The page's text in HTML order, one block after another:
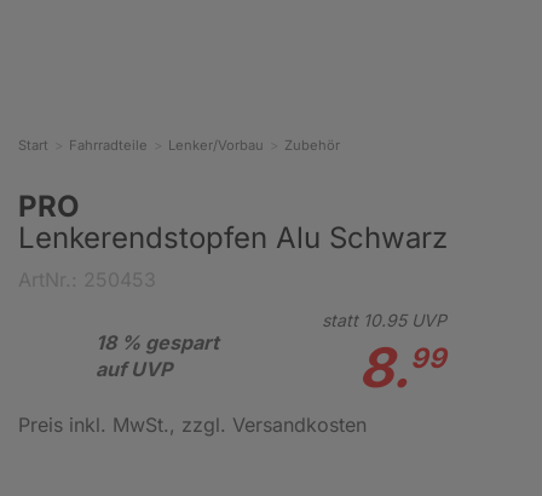
Start Fahrradteile Lenker/Vorbau Zubehör
PRO
Lenkerendstopfen Alu Schwarz
18 % gespart
auf UVP
statt 10.95UVP
8.99
Preis inkl. MwSt., zzgl. Versandkosten